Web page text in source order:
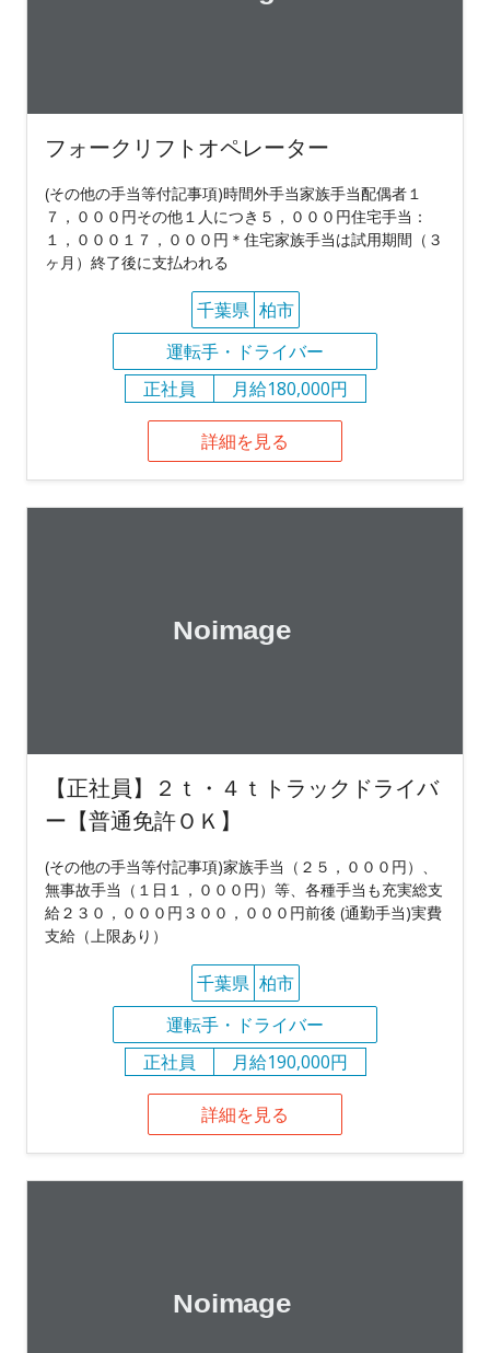
フォークリフトオペレーター
(その他の手当等付記事項)時間外手当家族手当配偶者１
７，０００円その他１人につき５，０００円住宅手当：
１，０００１７，０００円＊住宅家族手当は試用期間（３
ヶ月）終了後に支払われる
千葉県 柏市
運転手・ドライバー
正社員
月給180,000円
詳細を見る
【正社員】２ｔ・４ｔトラックドライバ
ー【普通免許ＯＫ】
(その他の手当等付記事項)家族手当（２５，０００円）、
無事故手当（１日１，０００円）等、各種手当も充実総支
給２３０，０００円３００，０００円前後 (通勤手当)実費
支給（上限あり）
千葉県 柏市
運転手・ドライバー
正社員
月給190,000円
詳細を見る